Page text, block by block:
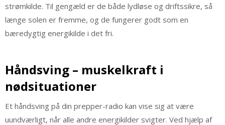
strømkilde. Til gengæld er de både lydløse og driftssikre, så
længe solen er fremme, og de fungerer godt som en
bæredygtig energikilde i det fri.
Håndsving – muskelkraft i
nødsituationer
Et håndsving på din prepper-radio kan vise sig at være
uundværligt, når alle andre energikilder svigter. Ved hjælp af